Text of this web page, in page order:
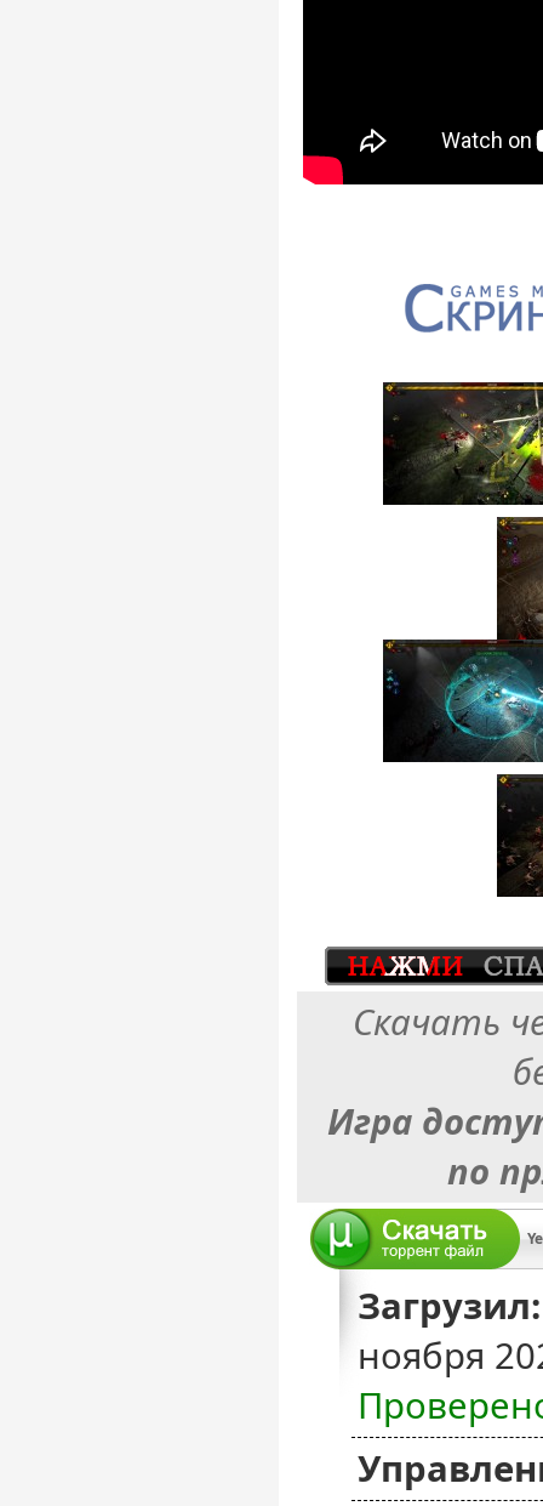
Скачать
Игра
по
Загрузил:
ноября